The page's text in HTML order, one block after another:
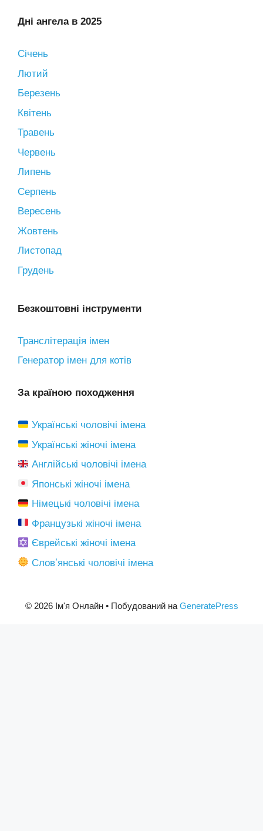
Дні ангела в 2025
Січень
Лютий
Березень
Квітень
Травень
Червень
Липень
Серпень
Вересень
Жовтень
Листопад
Грудень
Безкоштовні інструменти
Транслітерація імен
Генератор імен для котів
За країною походження
Українські чоловічі імена
Українські жіночі імена
Англійські чоловічі імена
Японські жіночі імена
Німецькі чоловічі імена
Французькі жіночі імена
Єврейські жіночі імена
Словʼянські чоловічі імена
© 2026 Ім'я Онлайн• Побудований на GeneratePress